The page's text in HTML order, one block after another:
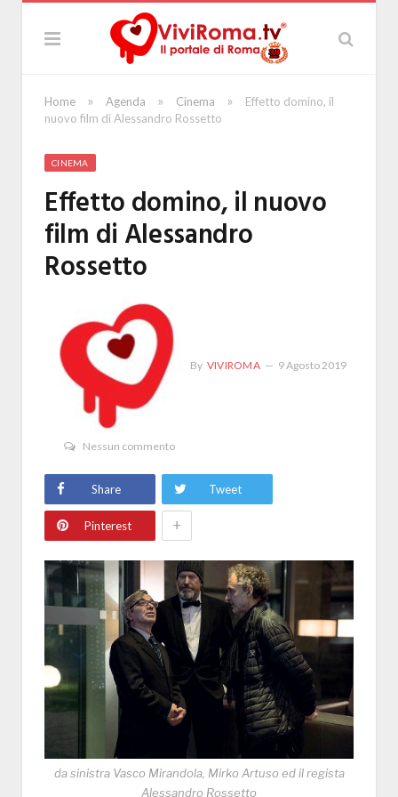
Home » Agenda » Cinema »
Effetto domino, il
nuovo film di Alessandro Rossetto
CINEMA
Effetto domino, il nuovo
film di Alessandro
Rossetto
By VIVIROMA 9 Agosto 2019
Nessun commento
Share Tweet
Pinterest +
da sinistra Vasco Mirandola, Mirko Artuso ed il regista
Alessandro Rossetto